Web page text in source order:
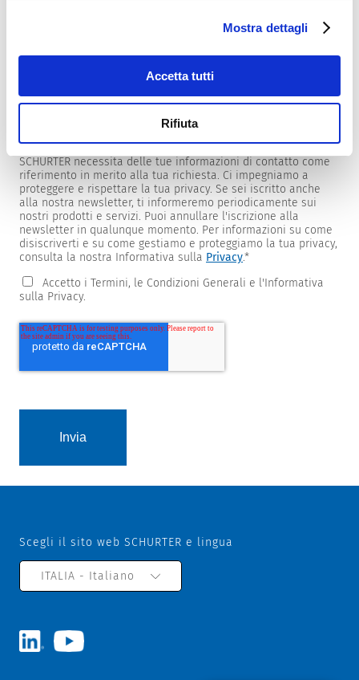
Mostra dettagli
Accetta tutti
Rifiuta
Forniamo ai clienti newsletter specifiche per prodotti e
sottostante.
Desidero ricevere la newsletter SCHURTER.
SCHURTER necessita delle tue informazioni di contatto come
riferimento in merito alla tua richiesta. Ci impegniamo a
proteggere e rispettare la tua privacy. Se sei iscritto anche
alla nostra newsletter, ti informeremo periodicamente sui
nostri prodotti e servizi. Puoi annullare l'iscrizione alla
newsletter in qualunque momento. Per informazioni su come
disiscriverti e su come gestiamo e proteggiamo la tua privacy,
consulta la nostra Informativa sulla Privacy.*
Accetto i Termini, le Condizioni Generali e l'Informativa
sulla Privacy.
Scegli il sito web SCHURTER e lingua
ITALIA - Italiano